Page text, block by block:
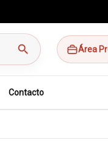
search Área
Contacto